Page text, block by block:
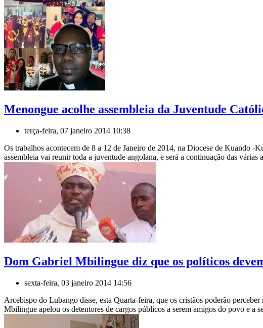
Menongue acolhe assembleia da Juventude
terça-feira, 07 janeiro 2014 10:38
Os trabalhos acontecem de 8 a 12 de Janeiro de 2014, na Diocese de Kuando
assembleia vai reunir toda a juventude angolana, e será a continuação das
Dom Gabriel Mbilingue diz que os políticos
sexta-feira, 03 janeiro 2014 14:56
Arcebispo do Lubango disse, esta Quarta-feira, que os cristãos poderão
Mbilingue apelou os detentores de cargos públicos a serem amigos do povo e a